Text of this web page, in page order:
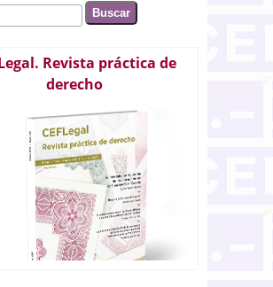
de búsqueda
Revista práctica de
derecho